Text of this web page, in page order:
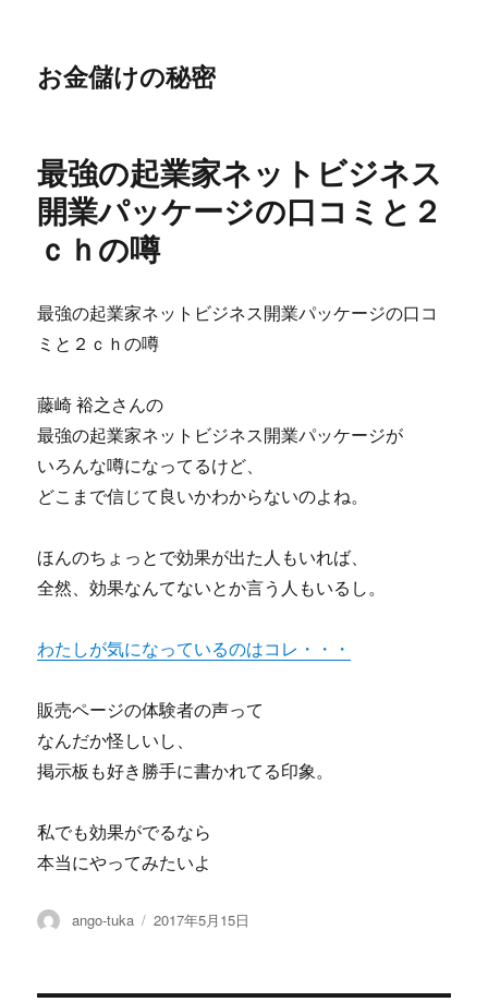
お金儲けの秘密
最強の起業家ネットビジネス
開業パッケージの口コミと２
ｃｈの噂
最強の起業家ネットビジネス開業パッケージの口コ
ミと２ｃｈの噂
藤崎 裕之さんの
最強の起業家ネットビジネス開業パッケージが
いろんな噂になってるけど、
どこまで信じて良いかわからないのよね。
ほんのちょっとで効果が出た人もいれば、
全然、効果なんてないとか言う人もいるし。
わたしが気になっているのはコレ・・・
販売ページの体験者の声って
なんだか怪しいし、
掲示板も好き勝手に書かれてる印象。
私でも効果がでるなら
本当にやってみたいよ
投
ango-tuka
投
2017年5月15日